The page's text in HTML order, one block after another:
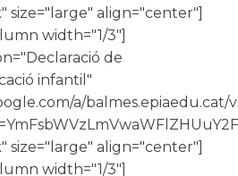
size="large" align="center"]
width="1/3"]
de
infantil"
a/balmes.epiaedu.cat/
size="large" align="center"]
width="1/3"]